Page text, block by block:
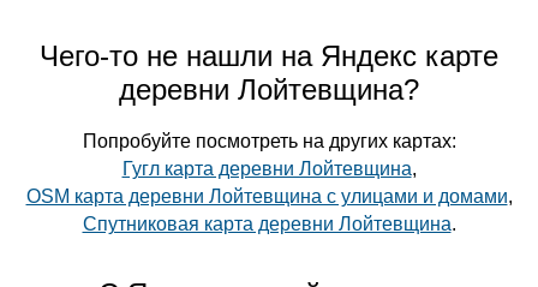
Чего-то не нашли на Яндекс карте
деревни Лойтевщина?
Попробуйте посмотреть на других картах:
Гугл карта деревни Лойтевщина,
OSM карта деревни Лойтевщина с улицами и домами,
Спутниковая карта деревни Лойтевщина.